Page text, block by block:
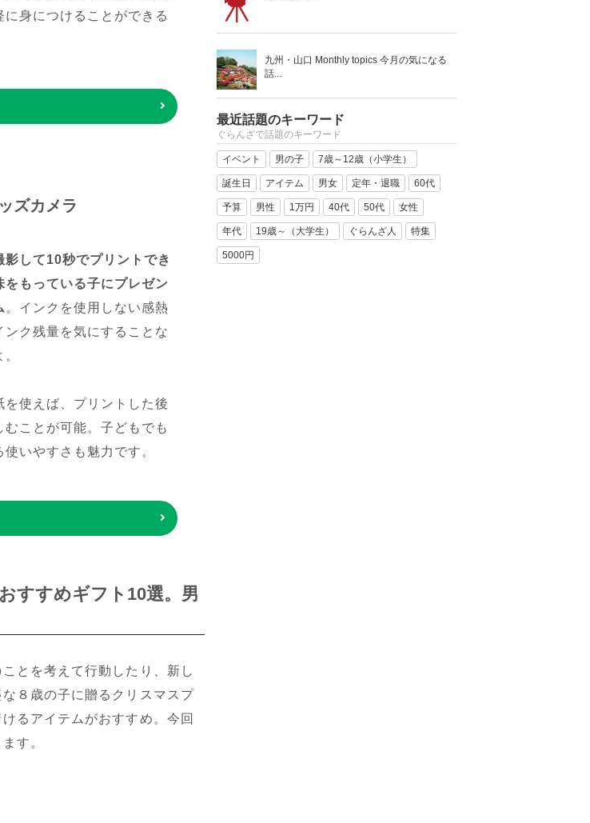
に身につけることができる
ズカメラ
影して10秒でプリントでき
をもっている子にプレゼン
。インクを使用しない感熱
ンク残量を気にすることな
を使えば、プリントした後
むことが可能。子どもでも
いやすさも魅力です。
すすめギフト10選。男
とを考えて行動したり、新し
８歳の子に贈るクリスマスプ
るアイテムがおすすめ。今回
す。
九州・山口 Monthly topics 今月の気になる
話...
最近話題のキーワード
ぐらんざで話題のキーワード
イベント 男の子 7歳～12歳（小学生）
誕生日 アイテム 男女 定年・退職 60代
予算 男性 1万円 40代 50代 女性
年代 19歳～（大学生） ぐらんざ人 特集
5000円